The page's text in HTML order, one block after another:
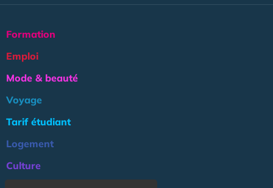
Formation
Emploi
Mode & beauté
Voyage
Tarif étudiant
Logement
Culture